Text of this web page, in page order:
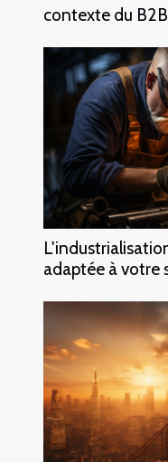
contexte du B2B
adaptée à votre